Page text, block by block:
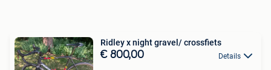
Ridley x night gravel/ crossfiets
€ 800,00 Details